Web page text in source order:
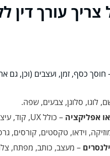
דין לקניין רוחני? 7
חוסך כסף, זמן, ועצבים (וכן,
לוגו, סלוגן, צבעים, שפה.
אפליקציה – כולל UX, קוד, עיצוב, תוכן.
וידאו, טקסטים, קורסים,
– מעצב, כותב, מפתח,